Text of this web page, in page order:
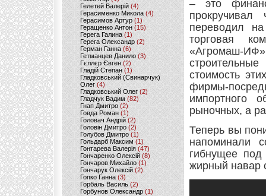
Гелетей Валерій (4)
Герасименко Микола (4)
Герасимов Артур (1)
Геращенко Антон(15)
Герега Галина (1)
Герега Олександр (2)
Герман Ганна (6)
Гетманцев Данило (3)
Гєллєр Євген (2)
Гладій Степан(1)
Гладковський (Свинарчук)
Олег (4)
Гладковський Олег (2)
Гладчук Вадим (82)
Гнап Дмитро (2)
Говда Роман(1)
Головач Андрій (2)
Головін Дмитро (2)
Голубов Дмитро (1)
Гольдарб Максим(1)
Гонтарева Валерія (47)
Гончаренко Олексій(8)
Гончаров Михайло (1)
Гончарук Олексій (2)
Гопко Ганна (3)
Горбаль Василь (2)
Горбунов Олександр (1)
– это
переводил
торговая
«Агромаш-
стоимость
фирмы-
импортного
рыночных, а
Теперь вы
напоминали
гибнущее
жирный навар